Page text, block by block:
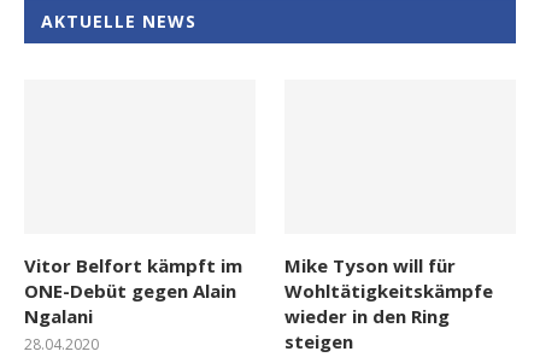
AKTUELLE NEWS
Vitor Belfort kämpft im
ONE-Debüt gegen Alain
Ngalani
28.04.2020
Mike Tyson will für
Wohltätigkeitskämpfe
wieder in den Ring
steigen